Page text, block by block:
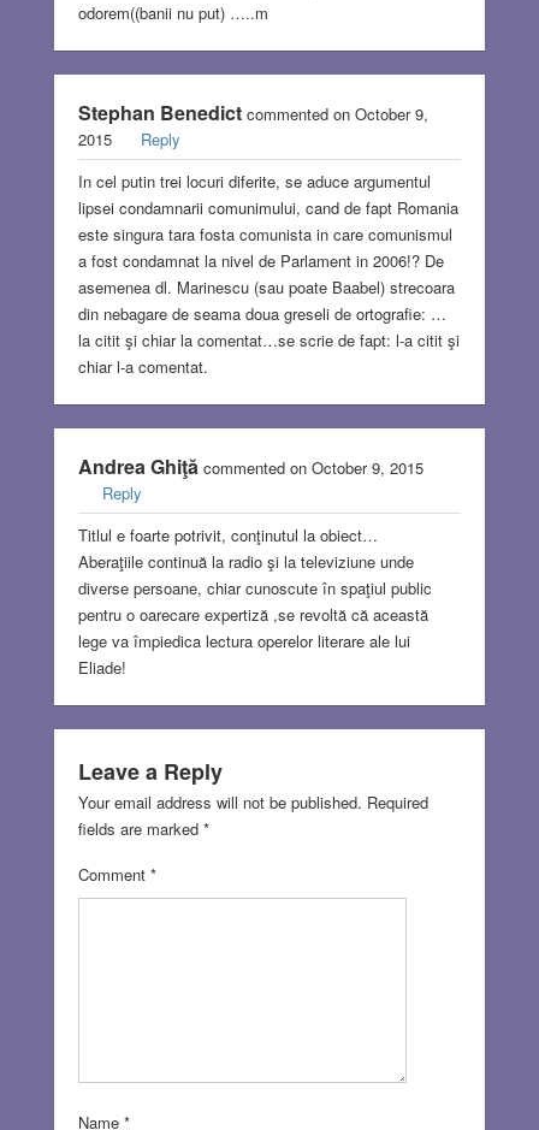
odorem((banii nu put) …..m
Stephan Benedictcommented on October 9,
2015
Reply
In cel putin trei locuri diferite, se aduce argumentul
lipsei condamnarii comunimului, cand de fapt Romania
este singura tara fosta comunista in care comunismul
a fost condamnat la nivel de Parlament in 2006!? De
asemenea dl. Marinescu (sau poate Baabel) strecoara
din nebagare de seama doua greseli de ortografie: …
la citit şi chiar la comentat…se scrie de fapt: l-a citit şi
chiar l-a comentat.
Andrea Ghiţăcommented on October 9, 2015
Reply
Titlul e foarte potrivit, conţinutul la obiect…
Aberaţiile continuă la radio şi la televiziune unde
diverse persoane, chiar cunoscute în spaţiul public
pentru o oarecare expertiză ,se revoltă că această
lege va împiedica lectura operelor literare ale lui
Eliade!
Leave a Reply
Your email address will not be published. Required
fields are marked *
Comment *
Name *